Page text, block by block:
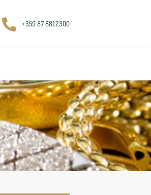
+359 87 8812300